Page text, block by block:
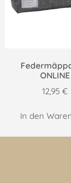
ONLINE
12,95 €
In den